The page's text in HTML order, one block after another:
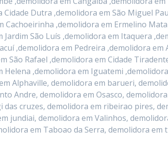
Dutra ,demolidora em São Miguel
Cachoeirinha ,demolidora em Ermelino
São Luís ,demolidora em Itaquera
,demolidora em Pedreira ,demolidora
São Rafael ,demolidora em Cidade
,demolidora em Iguatemi
Alphaville, demolidora em barueri,
Andre, demolidora em Osasco,
cruzes, demolidora em ribeirao pires,
jundiai, demolidora em Valinhos,
em Taboao da Serra, demolidora